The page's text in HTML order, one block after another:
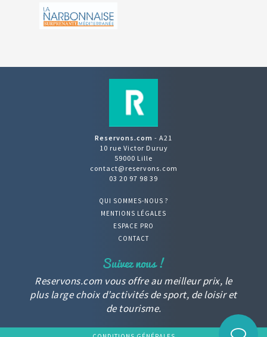
Reservons.com - A21
10 rue Victor Duruy
59000 Lille
contact@reservons.com
03 20 97 98 39
QUI SOMMES-NOUS ?
MENTIONS LÉGALES
ESPACE PRO
CONTACT
Reservons.com vous offre au meilleur prix, le
plus large choix d’activités de sport, de loisir et
de tourisme.